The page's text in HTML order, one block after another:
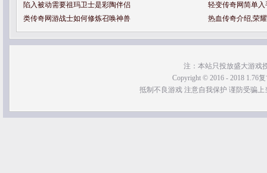
陷入被动需要祖玛卫士是彩陶伴侣
轻变传奇网简单
类传奇网游战士如何修炼召唤神兽
热血传奇介绍,荣
注：本站只投放盛大游戏
Copyright © 2016 - 2018 1.76
抵制不良游戏 注意自我保护 谨防受骗